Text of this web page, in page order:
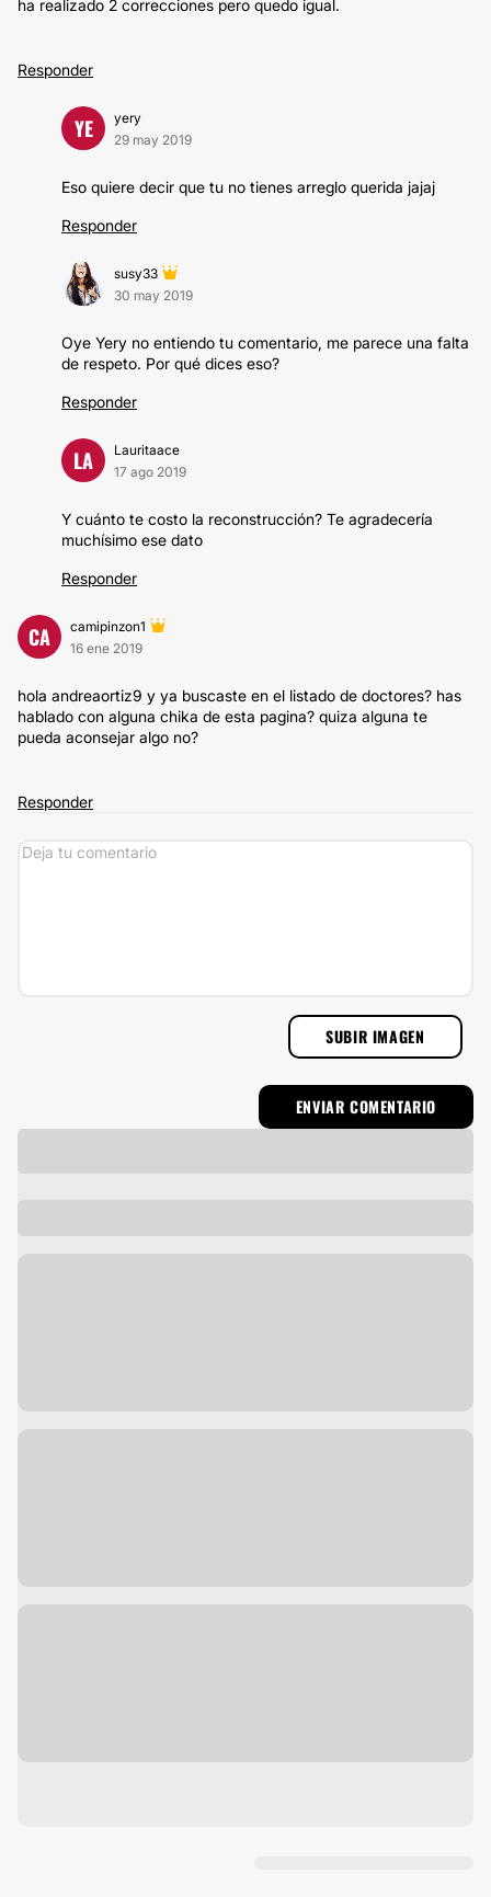
ha realizado 2 correcciones pero quedo igual.
Responder
YE
yery
29 may 2019
Eso quiere decir que tu no tienes arreglo querida jajaj
Responder
susy33
30 may 2019
Oye Yery no entiendo tu comentario, me parece una falta
de respeto. Por qué dices eso?
Responder
LA
Lauritaace
17 ago 2019
Y cuánto te costo la reconstrucción? Te agradecería
muchísimo ese dato
Responder
CA
camipinzon1
16 ene 2019
hola andreaortiz9 y ya buscaste en el listado de doctores? has
hablado con alguna chika de esta pagina? quiza alguna te
pueda aconsejar algo no?
Responder
SUBIR IMAGEN